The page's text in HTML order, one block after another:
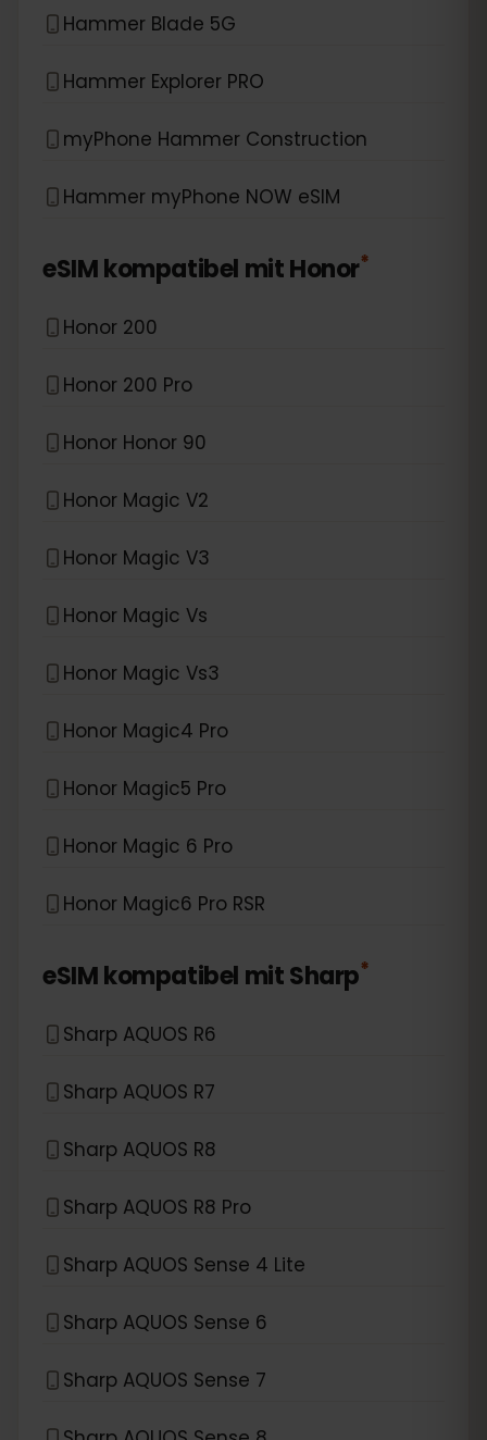
Hammer Blade 5G
Hammer Explorer PRO
myPhone Hammer Construction
Hammer myPhone NOW eSIM
eSIM kompatibel mitHonor*
Honor 200
Honor 200 Pro
Honor Honor 90
Honor Magic V2
Honor Magic V3
Honor Magic Vs
Honor Magic Vs3
Honor Magic4 Pro
Honor Magic5 Pro
Honor Magic 6 Pro
Honor Magic6 Pro RSR
eSIM kompatibel mitSharp*
Sharp AQUOS R6
Sharp AQUOS R7
Sharp AQUOS R8
Sharp AQUOS R8 Pro
Sharp AQUOS Sense 4 Lite
Sharp AQUOS Sense 6
Sharp AQUOS Sense 7